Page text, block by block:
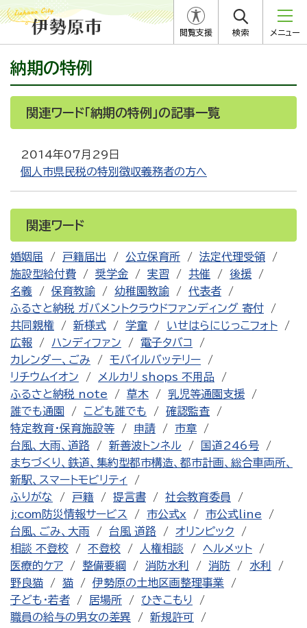
閲覧支援 検索 メニュー
納期の特例
関連ワード「納期の特例」の記事一覧
2014年07月29日
個人市県民税の特別徴収義務者の方へ
関連ワード
婚姻届 戸籍届出 公立保育所
法定代理受領
施設型給付費
奨学金 実習 共催
後援
名義
保育教諭 幼稚園教諭
代表者
ふるさと納税 ガバメントクラウドファンディング 寄付
共同親権
新様式 学童
いせはらにじっこフォト
広報
ハンディファン
電子タバコ
カレンダー、ごみ
モバイルバッテリー
リチウムイオン
メルカリ shops 不用品
ふるさと納税 note
草木
乳児等通園支援
誰でも通園
こども誰でも
確認監査
特定教育・保育施設等
申請
市章
台風、大雨、道路
新善波トンネル
国道246号
まちづくり、鉄道、集約型都市構造、都市計画、総合車両所、
新駅、スマートモビリティ
ふりがな
戸籍 提言書
社会教育委員
j:com防災情報サービス
市公式x
市公式line
台風、ごみ、大雨
台風 道路
オリンピック
相談 不登校
不登校 人権相談
ヘルメット
医療的ケア
整備要綱 消防水利 消防
水利
野良猫
猫
伊勢原の土地区画整理事業
子ども・若者
居場所
ひきこもり
職員の給与の男女の差異
新規許可